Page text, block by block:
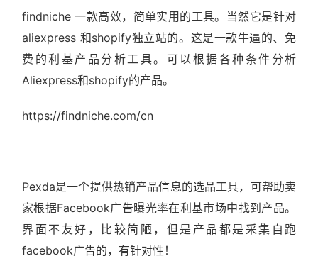
findniche 一款高效，简单实用的工具。当然它是针对
aliexpress 和shopify独立站的。这是一款牛逼的、免
费的利基产品分析工具。可以根据各种条件分析
Aliexpress和shopify的产品。
https://findniche.com/cn
Pexda是一个提供热销产品信息的选品工具，可帮助卖
家根据Facebook广告曝光率在利基市场中找到产品。
界面不友好，比较简陋，但是产品都是采集自跑
facebook广告的，有针对性！